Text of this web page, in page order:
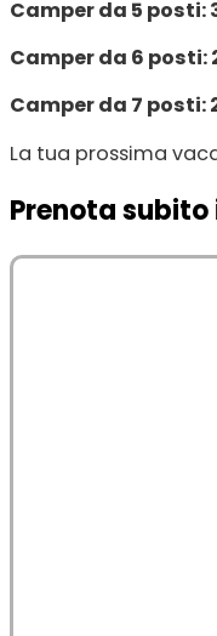
Camper da 5 posti:
Camper da 6
Camper da 7 posti:
La tua prossima
Prenota